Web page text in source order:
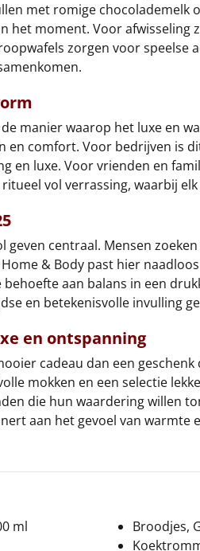
met romige chocolademelk
het moment. Voor
zorgen voor speelse
manier waarop het luxe en
en comfort. Voor bedrijven is
en luxe. Voor vrienden en
vol verrassing, waarbij
geven centraal. Mensen
& Body past hier
aan balans in een
en betekenisvolle invulling
en ontspanning
cadeau dan een
mokken en een selectie
die hun waardering willen
aan het gevoel van warmte
ml
Broodjes,